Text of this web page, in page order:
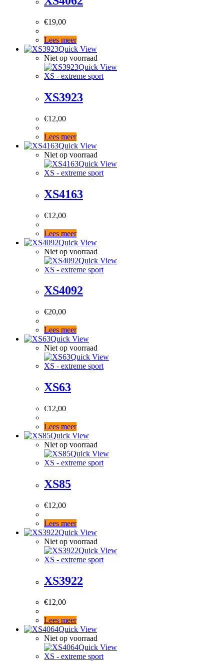
€19,00
Lees meer
Quick View
Niet op voorraad
Quick View
XS - extreme sport
XS3923
€12,00
Lees meer
Quick View
Niet op voorraad
Quick View
XS - extreme sport
XS4163
€12,00
Lees meer
Quick View
Niet op voorraad
Quick View
XS - extreme sport
XS4092
€20,00
Lees meer
Quick View
Niet op voorraad
Quick View
XS - extreme sport
XS63
€12,00
Lees meer
Quick View
Niet op voorraad
Quick View
XS - extreme sport
XS85
€12,00
Lees meer
Quick View
Niet op voorraad
Quick View
XS - extreme sport
XS3922
€12,00
Lees meer
Quick View
Niet op voorraad
Quick View
XS - extreme sport